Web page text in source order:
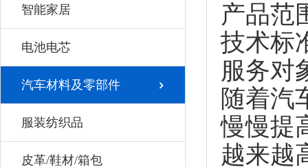
智能家居
电池电芯
汽车材料及零部件
服装纺织品
皮革/鞋材/箱包
产品范
技术标
服务对
随着汽
慢慢提
越来越